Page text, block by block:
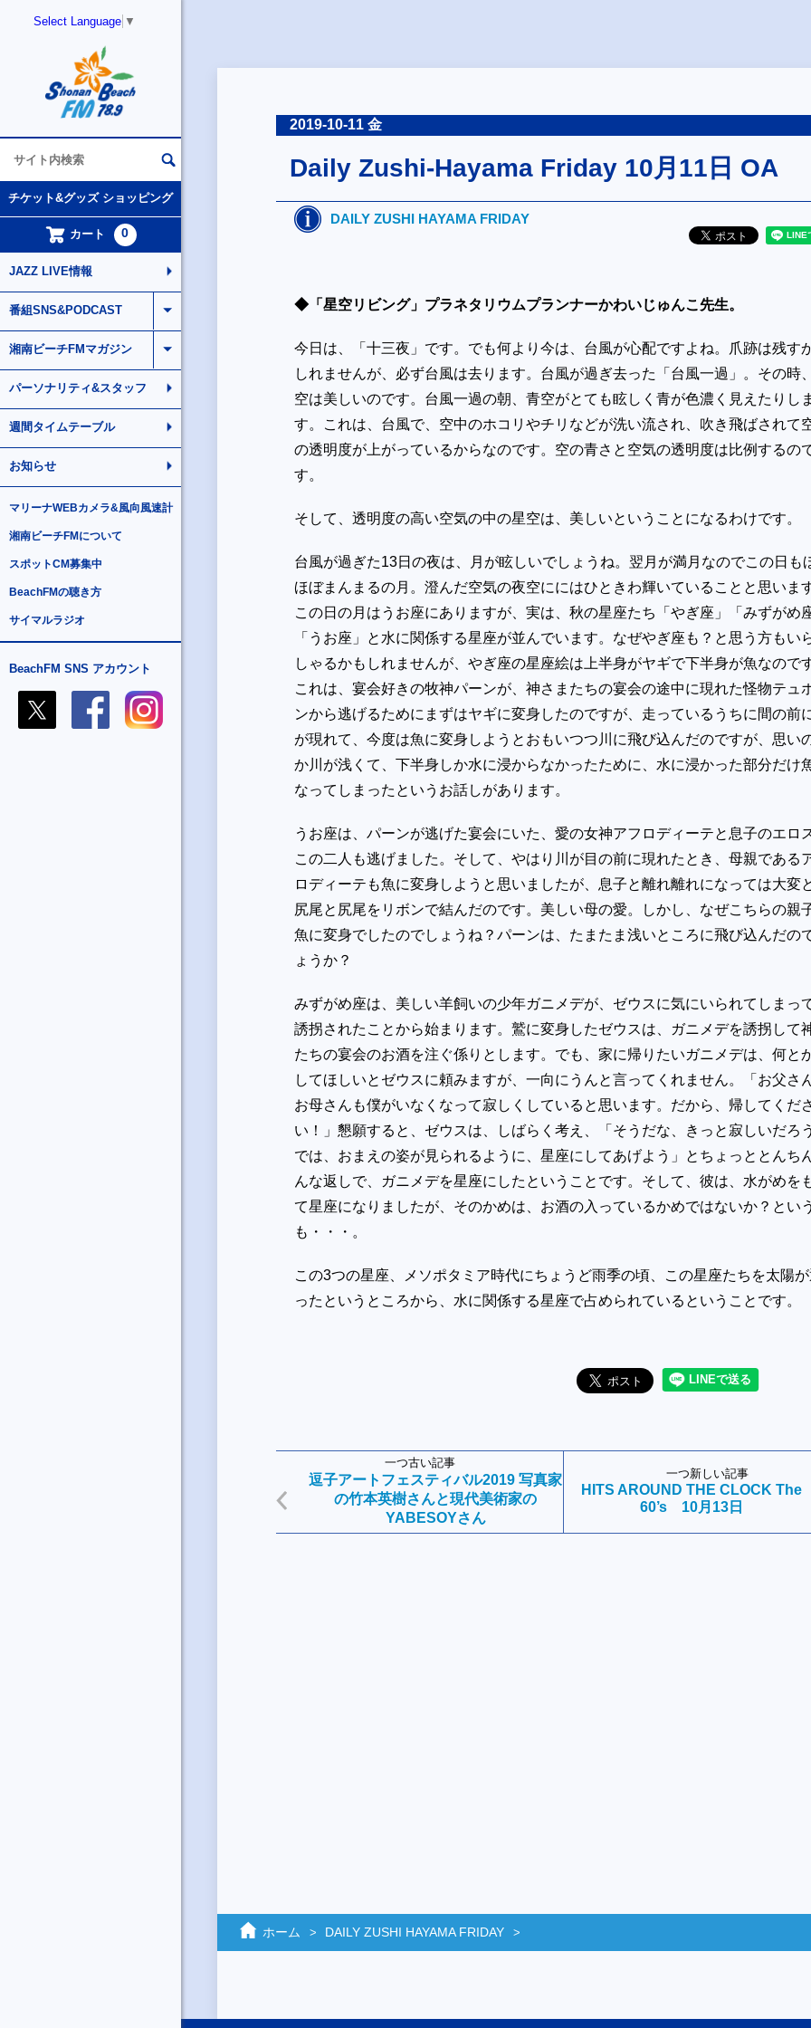
Select Language ▼
チケット&グッズ ショッピング
カート 0
JAZZ LIVE情報
番組SNS&PODCAST
湘南ビーチFMマガジン
パーソナリティ&スタッフ
週間タイムテーブル
お知らせ
マリーナWEBカメラ&風向風速計
湘南ビーチFMについて
スポットCM募集中
BeachFMの聴き方
サイマルラジオ
BeachFM SNS アカウント
2019-10-11 金
Daily Zushi-Hayama Friday 10月11日 OA
DAILY ZUSHI HAYAMA FRIDAY
◆「星空リビング」プラネタリウムプランナーかわいじゅんこ先生。
今日は、「十三夜」です。でも何より今は、台風が心配ですよね。爪跡は残す
しれませんが、必ず台風は去ります。台風が過ぎ去った「台風一過」。その時
空は美しいのです。台風一過の朝、青空がとても眩しく青が色濃く見えたりし
す。これは、台風で、空中のホコリやチリなどが洗い流され、吹き飛ばされて
の透明度が上がっているからなのです。空の青さと空気の透明度は比例するの
す。
そして、透明度の高い空気の中の星空は、美しいということになるわけです。
台風が過ぎた13日の夜は、月が眩しいでしょうね。翌月が満月なのでこの日も
ほぼまんまるの月。澄んだ空気の夜空ににはひときわ輝いていることと思いま
この日の月はうお座にありますが、実は、秋の星座たち「やぎ座」「みずがめ
「うお座」と水に関係する星座が並んでいます。なぜやぎ座も？と思う方もい
しゃるかもしれませんが、やぎ座の星座絵は上半身がヤギで下半身が魚なので
これは、宴会好きの牧神パーンが、神さまたちの宴会の途中に現れた怪物テュ
ンから逃げるためにまずはヤギに変身したのですが、走っているうちに間の前
が現れて、今度は魚に変身しようとおもいつつ川に飛び込んだのですが、思い
か川が浅くて、下半身しか水に浸からなかったために、水に浸かった部分だけ
なってしまったというお話しがあります。
うお座は、パーンが逃げた宴会にいた、愛の女神アフロディーテと息子のエロ
この二人も逃げました。そして、やはり川が目の前に現れたとき、母親である
ロディーテも魚に変身しようと思いましたが、息子と離れ離れになっては大変
尻尾と尻尾をリボンで結んだのです。美しい母の愛。しかし、なぜこちらの親
魚に変身でしたのでしょうね？パーンは、たまたま浅いところに飛び込んだの
ょうか？
みずがめ座は、美しい羊飼いの少年ガニメデが、ゼウスに気にいられてしまっ
誘拐されたことから始まります。鷲に変身したゼウスは、ガニメデを誘拐して
たちの宴会のお酒を注ぐ係りとします。でも、家に帰りたいガニメデは、何と
してほしいとゼウスに頼みますが、一向にうんと言ってくれません。「お父さ
お母さんも僕がいなくなって寂しくしていると思います。だから、帰してくだ
い！」懇願すると、ゼウスは、しばらく考え、「そうだな、きっと寂しいだろ
では、おまえの姿が見られるように、星座にしてあげよう」とちょっととんち
んな返しで、ガニメデを星座にしたということです。そして、彼は、水がめを
て星座になりましたが、そのかめは、お酒の入っているかめではないか？とい
も・・・。
この3つの星座、メソポタミア時代にちょうど雨季の頃、この星座たちを太陽
ったというところから、水に関係する星座で占められているということです。
一つ古い記事
逗子アートフェスティバル2019 写真家
の竹本英樹さんと現代美術家の
YABESOYさん
一つ新しい記事
HITS AROUND THE CLOCK The
60’s 10月13日
ホーム DAILY ZUSHI HAYAMA FRIDAY